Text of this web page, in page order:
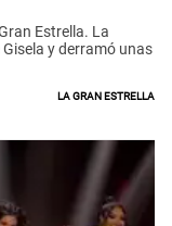
Estrella. La
y derramó unas
La Gran Estrella